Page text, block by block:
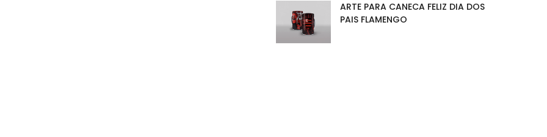
ARTE PARA CANECA FELIZ DIA DOS
PAIS FLAMENGO